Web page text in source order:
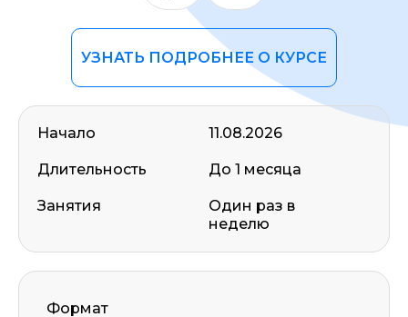
УЗНАТЬ ПОДРОБНЕЕ О КУРСЕ
Начало
Длительность
Занятия
11.08.2026
До 1 месяца
Один раз в
неделю
Формат